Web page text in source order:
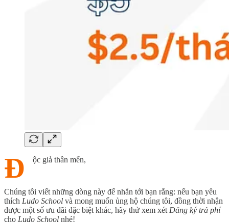
Đ ộc giả thân mến,
Chúng tôi viết những dòng này để nhắn tới bạn rằng: nếu bạn yêu
thích Ludo School và mong muốn ủng hộ chúng tôi, đồng thời nhận
được một số ưu đãi đặc biệt khác, hãy thử xem xét Đăng ký trả phí
cho Ludo School nhé!